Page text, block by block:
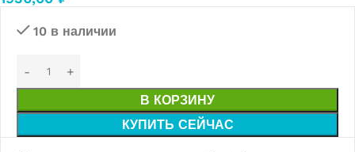
10 в наличии
В КОРЗИНУ
КУПИТЬ СЕЙЧАС